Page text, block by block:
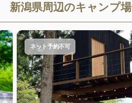
新潟県周辺のキャンプ場
ネット予約不可